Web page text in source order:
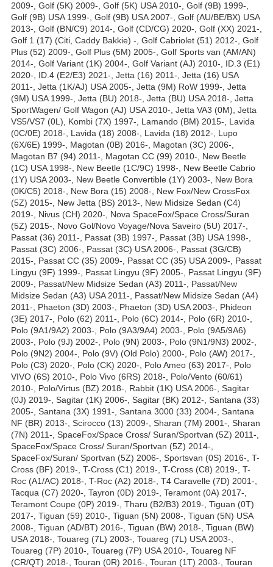
2009-, Golf (5K) 2009-, Golf (5K) USA 2010-, Golf (9B) 1999-,
Golf (9B) USA 1999-, Golf (9B) USA 2007-, Golf (AU/BE/BX) USA
2013-, Golf (BN/C9) 2014-, Golf (CD/CG) 2020-, Golf (XX) 2021-,
Golf 1 (17) (Citi, Caddy Bakkie) -, Golf Cabriolet (51) 2012-, Golf
Plus (52) 2009-, Golf Plus (5M) 2005-, Golf Sports van (AM/AN)
2014-, Golf Variant (1K) 2004-, Golf Variant (AJ) 2010-, ID.3 (E1)
2020-, ID.4 (E2/E3) 2021-, Jetta (16) 2011-, Jetta (16) USA
2011-, Jetta (1K/AJ) USA 2005-, Jetta (9M) RoW 1999-, Jetta
(9M) USA 1999-, Jetta (BU) 2018-, Jetta (BU) USA 2018-, Jetta
SportWagen/ Golf Wagon (AJ) USA 2010-, Jetta VA3 (0M), Jetta
VS5/VS7 (0L), Kombi (7X) 1997-, Lamando (BM) 2015-, Lavida
(0C/0E) 2018-, Lavida (18) 2008-, Lavida (18) 2012-, Lupo
(6X/6E) 1999-, Magotan (0B) 2016-, Magotan (3C) 2006-,
Magotan B7 (94) 2011-, Magotan CC (99) 2010-, New Beetle
(1C) USA 1998-, New Beetle (1C/9C) 1998-, New Beetle Cabrio
(1Y) USA 2003-, New Beetle Convertible (1Y) 2003-, New Bora
(0K/C5) 2018-, New Bora (15) 2008-, New Fox/New CrossFox
(5Z) 2015-, New Jetta (BS) 2013-, New Midsize Sedan (C4)
2019-, Nivus (CH) 2020-, Nova SpaceFox/Space Cross/Suran
(5Z) 2015-, Novo Gol/Novo Voyage/Nova Saveiro (5U) 2017-,
Passat (36) 2011-, Passat (3B) 1997-, Passat (3B) USA 1998-,
Passat (3C) 2006-, Passat (3C) USA 2006-, Passat (3G/CB)
2015-, Passat CC (35) 2009-, Passat CC (35) USA 2009-, Passat
Lingyu (9F) 1999-, Passat Lingyu (9F) 2005-, Passat Lingyu (9F)
2009-, Passat/New Midsize Sedan (A3) 2011-, Passat/New
Midsize Sedan (A3) USA 2011-, Passat/New Midsize Sedan (A4)
2011-, Phaeton (3D) 2003-, Phaeton (3D) USA 2003-, Phideon
(3E) 2017-, Polo (62) 2011-, Polo (6C) 2014-, Polo (6R) 2010-,
Polo (9A1/9A2) 2003-, Polo (9A3/9A4) 2003-, Polo (9A5/9A6)
2003-, Polo (9J) 2002-, Polo (9N) 2003-, Polo (9N1/9N3) 2002-,
Polo (9N2) 2004-, Polo (9V) (Old Polo) 2000-, Polo (AW) 2017-,
Polo (C3) 2020-, Polo (CK) 2020-, Polo Ameo (63) 2017-, Polo
VIVO (6S) 2010-, Polo Vivo (6RS) 2018-, Polo/Vento (60/61)
2010-, Polo/Virtus (BZ) 2018-, Rabbit (1K) USA 2006-, Sagitar
(0J) 2019-, Sagitar (1K) 2006-, Sagitar (BK) 2012-, Santana (33)
2005-, Santana (3X) 1991-, Santana 3000 (33) 2004-, Santana
NF (BR) 2013-, Scirocco (13) 2009-, Sharan (7M) 2001-, Sharan
(7N) 2011-, SpaceFox/Space Cross/ Suran/Sportvan (5Z) 2011-,
SpaceFox/Space Cross/ Suran/Sportvan (5Z) 2014-,
SpaceFox/Suran/ Sportvan (5Z) 2006-, Sportsvan (0S) 2016-, T-
Cross (BF) 2019-, T-Cross (C1) 2019-, T-Cross (C8) 2019-, T-
Roc (A1/AC) 2018-, T-Roc (A2) 2018-, T4 Caravelle (7D) 2001-,
Tacqua (C7) 2020-, Tayron (0D) 2019-, Teramont (0A) 2017-,
Teramont Coupe (0P) 2019-, Tharu (B2/B3) 2019-, Tiguan (0T)
2017-, Tiguan (59) 2010-, Tiguan (5N) 2008-, Tiguan (5N) USA
2008-, Tiguan (AD/BT) 2016-, Tiguan (BW) 2018-, Tiguan (BW)
USA 2018-, Touareg (7L) 2003-, Touareg (7L) USA 2003-,
Touareg (7P) 2010-, Touareg (7P) USA 2010-, Touareg NF
(CR/QT) 2018-, Touran (0R) 2016-, Touran (1T) 2003-, Touran